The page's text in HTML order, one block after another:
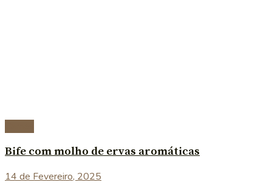
Bife com molho de ervas aromáticas
14 de Fevereiro, 2025